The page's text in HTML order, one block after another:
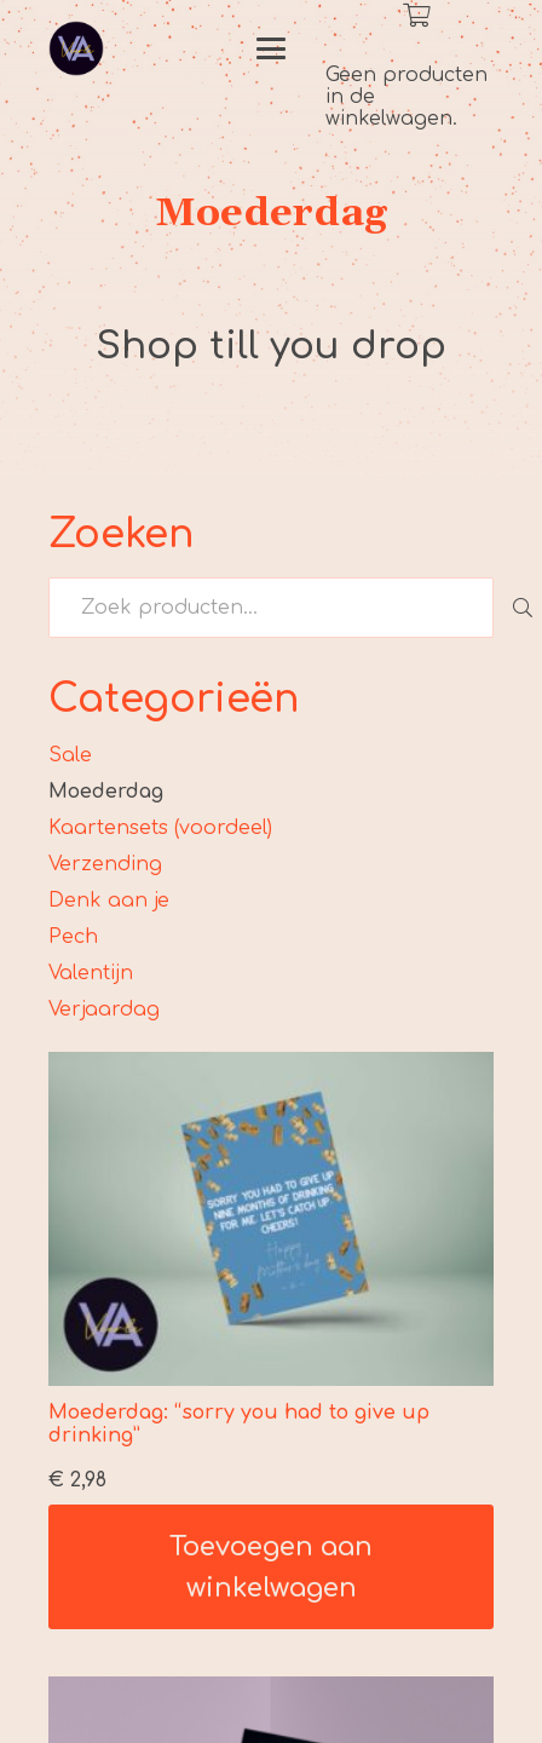
Geen producten
in de
winkelwagen.
Moederdag
Shop till you drop
Moederdag: “sorry you had to give up
drinking”
€ 2,98
Toevoegen aan
winkelwagen
Zoeken
Zoeken
Categorieën
Sale
Moederdag
Kaartensets (voordeel)
Verzending
Denk aan je
Pech
Valentijn
Verjaardag